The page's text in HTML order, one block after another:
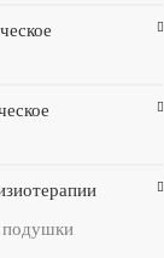
подушки